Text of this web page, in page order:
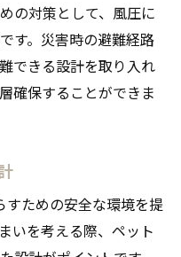
の対策として、風圧に
す。災害時の避難経路
できる設計を取り入れ
確保することができま
すための安全な環境を提
いを考える際、ペット